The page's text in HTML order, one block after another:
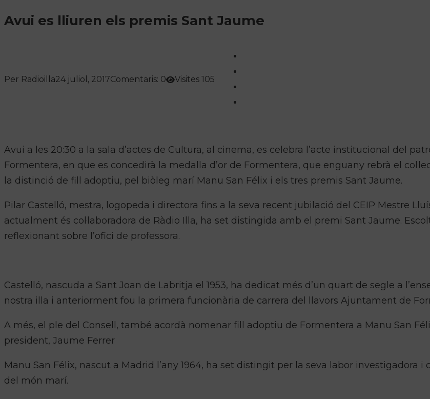
Avui es lliuren els premis Sant Jaume
Per Radioilla24 juliol, 2017Comentaris: 0 Visites 105
Avui a les 20:30 a la sala d’actes de Cultura, al cinema, es celebra l’acte institucional del
Formentera, en que es concedirà la medalla d’or de Formentera, que enguany rebrà el
la distinció de fill adoptiu, pel biòleg marí Manu San Félix i els tres premis Sant Jaume.
Pilar Castelló, mestra, logopeda i directora fins a la seva recent jubilació del CEIP Mestre
actualment és col·laboradora de Ràdio Illa, ha set distingida amb el premi Sant Jaume.
reflexionant sobre l’ofici de professora.
Castelló, nascuda a Sant Joan de Labritja el 1953, ha dedicat més d’un quart de segle a
nostra illa i anteriorment fou la primera funcionària de carrera del llavors Ajuntament de
A més, el ple del Consell, també acordà nomenar fill adoptiu de Formentera a Manu San
president, Jaume Ferrer
Manu San Félix, nascut a Madrid l’any 1964, ha set distingit per la seva labor investigadora i
del món marí.